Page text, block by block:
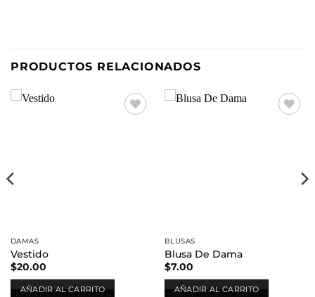
PRODUCTOS RELACIONADOS
DAMAS
Vestido
$20.00
AÑADIR AL CARRITO
BLUSAS
Blusa De Dama
$7.00
AÑADIR AL CARRITO